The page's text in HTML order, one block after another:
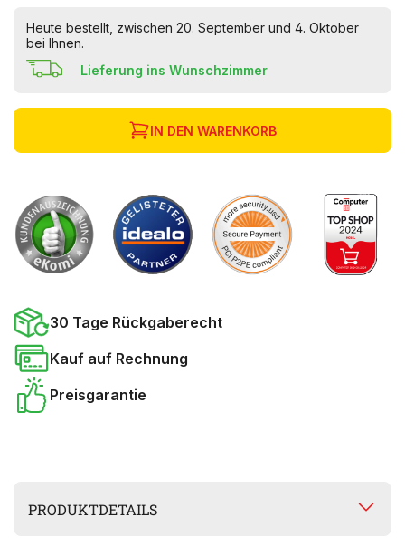
Heute bestellt, zwischen 20. September und 4. Oktober
bei Ihnen.
Lieferung ins Wunschzimmer
IN DEN WARENKORB
30 Tage Rückgaberecht
Kauf auf Rechnung
Preisgarantie
PRODUKTDETAILS